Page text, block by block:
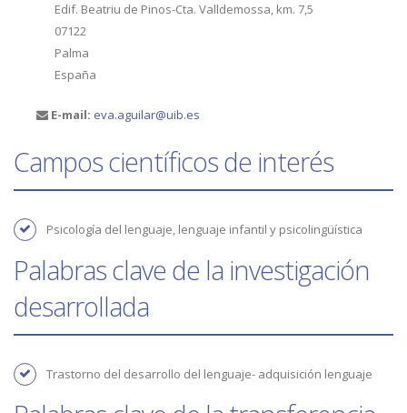
Edif. Beatriu de Pinos-Cta. Valldemossa, km. 7,5
07122
Palma
España
E-mail: eva.aguilar@uib.es
Campos científicos de interés
Psicología del lenguaje, lenguaje infantil y psicolingüística
Palabras clave de la investigación
desarrollada
Trastorno del desarrollo del lenguaje- adquisición lenguaje